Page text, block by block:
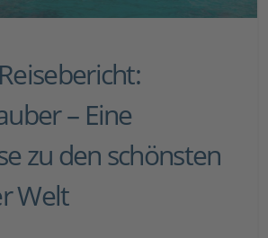
– Eine
zu den schönsten
Welt